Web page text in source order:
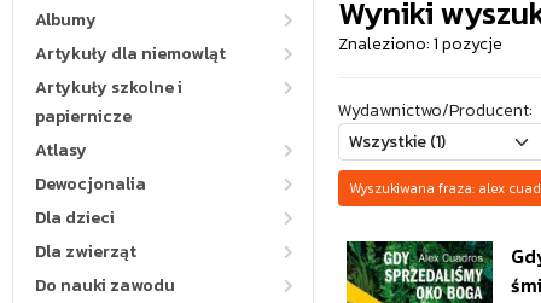
Albumy
Artykuły dla niemowląt
Artykuły szkolne i
papiernicze
Atlasy
Dewocjonalia
Dla dzieci
Dla zwierząt
Do nauki zawodu
Wyniki
Znaleziono: 1 pozycje
Wydawnictwo/Producent:
Wyszukiwana fraza: alex